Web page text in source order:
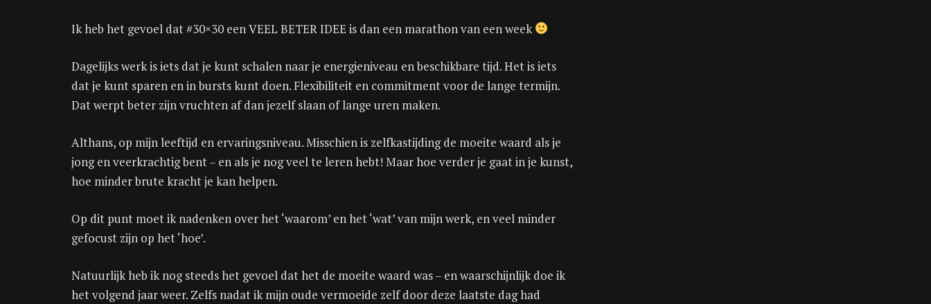
Ik heb het gevoel dat #30×30 een VEEL BETER IDEE is dan een marathon van een week
Dagelijks werk is iets dat je kunt schalen naar je energieniveau en beschikbare tijd. Het is iets
dat je kunt sparen en in bursts kunt doen. Flexibiliteit en commitment voor de lange termijn.
Dat werpt beter zijn vruchten af ​​dan jezelf slaan of lange uren maken.
Althans, op mijn leeftijd en ervaringsniveau. Misschien is zelfkastijding de moeite waard als je
jong en veerkrachtig bent – ​​en als je nog veel te leren hebt! Maar hoe verder je gaat in je kunst,
hoe minder brute kracht je kan helpen.
Op dit punt moet ik nadenken over het ‘waarom’ en het ‘wat’ van mijn werk, en veel minder
gefocust zijn op het ‘hoe’.
Natuurlijk heb ik nog steeds het gevoel dat het de moeite waard was – en waarschijnlijk doe ik
het volgend jaar weer. Zelfs nadat ik mijn oude vermoeide zelf door deze laatste dag had